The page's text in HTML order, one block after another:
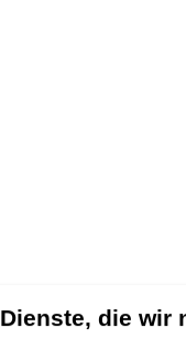
Dienste, die wir